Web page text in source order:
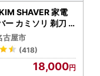
体マイページ」を
ーカードをお持ち
申請書・添付書類
す。
書のダウンロー
SHAVER 家電
ー カミソリ 剃刀
ー
古屋市
(418)
18,000